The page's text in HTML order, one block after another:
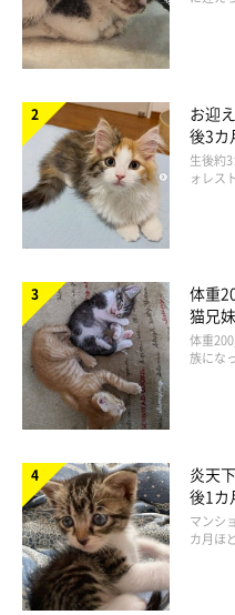
それにしても、スマホのじゃ
気になる飼い主さんは、ぜひ
∀・)
参照／YouTube（スマホで
smartphone）
https://www.youtube.com/
お迎
後3
ち着
生後約
ォレス
体重
猫兄
ほっ
体重
族にな
炎天
後1カ
でツ
マンシ
カ月ほ